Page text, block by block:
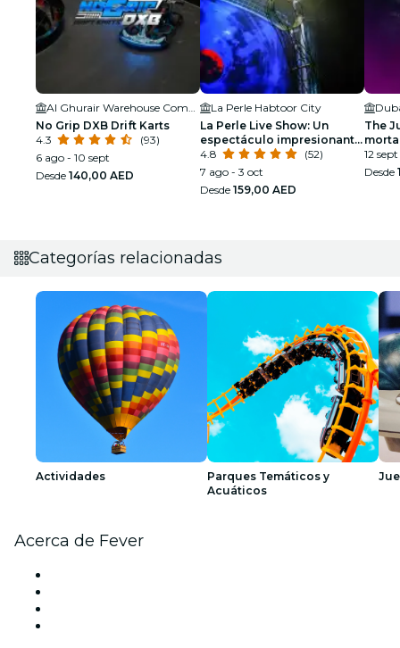
No Grip DXB Drift Karts
4.3
(93)
6 ago - 10 sept
Desde 140,00 AED
La Perle Habtoor City
La Perle Live Show: Un
espectáculo impresionante
bajo el agua y aérea
4.8
(52)
7 ago - 3 oct
Desde 159,00 AED
The
12 sept
Desde
Categorías relacionadas
Actividades
Parques Temáticos y
Acuáticos
Acerca de Fever